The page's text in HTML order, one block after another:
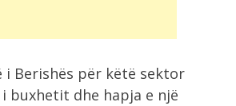
i Berishës për këtë sektor
buxhetit dhe hapja e një